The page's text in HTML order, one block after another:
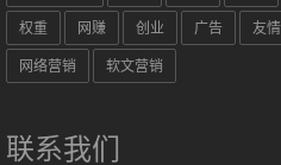
权重 网赚 创业 广告 友
网络营销 软文营销
联系我们